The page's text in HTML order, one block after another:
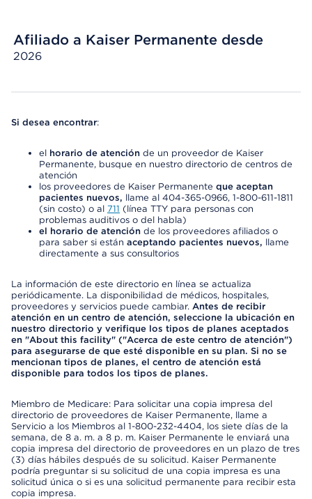
Afiliado a Kaiser Permanente desde
2026
Si desea encontrar:
el horario de atención de un proveedor de Kaiser
Permanente, busque en nuestro directorio de centros de
atención
los proveedores de Kaiser Permanente que aceptan
pacientes nuevos, llame al 404-365-0966, 1-800-611-1811
(sin costo) o al 711 (línea TTY para personas con
problemas auditivos o del habla)
el horario de atención de los proveedores afiliados o
para saber si están aceptando pacientes nuevos, llame
directamente a sus consultorios
La información de este directorio en línea se actualiza
periódicamente. La disponibilidad de médicos, hospitales,
proveedores y servicios puede cambiar. Antes de recibir
atención en un centro de atención, seleccione la ubicación en
nuestro directorio y verifique los tipos de planes aceptados
en "About this facility" ("Acerca de este centro de atención")
para asegurarse de que esté disponible en su plan. Si no se
mencionan tipos de planes, el centro de atención está
disponible para todos los tipos de planes.
Miembro de Medicare: Para solicitar una copia impresa del
directorio de proveedores de Kaiser Permanente, llame a
Servicio a los Miembros al 1-800-232-4404, los siete días de la
semana, de 8 a. m. a 8 p. m. Kaiser Permanente le enviará una
copia impresa del directorio de proveedores en un plazo de tres
(3) días hábiles después de su solicitud. Kaiser Permanente
podría preguntar si su solicitud de una copia impresa es una
solicitud única o si es una solicitud permanente para recibir esta
copia impresa.